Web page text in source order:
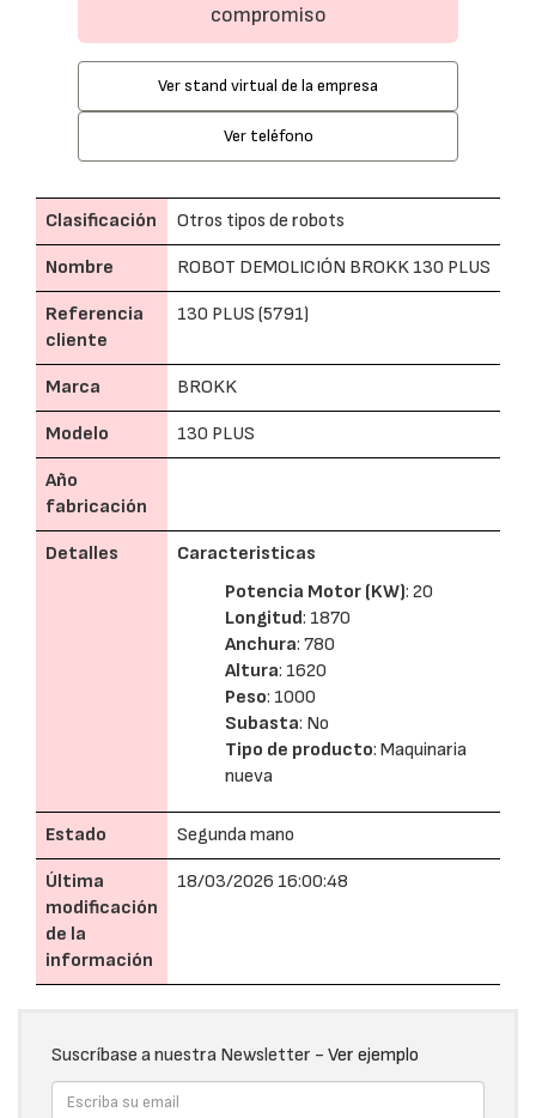
compromiso
Ver stand virtual de la empresa
Ver teléfono
Clasificación Otros tipos de robots
Nombre ROBOT DEMOLICIÓN BROKK 130 PLUS
Referencia
cliente
130 PLUS (5791)
Marca BROKK
Modelo 130 PLUS
Año
fabricación
Detalles
Caracteristicas
Potencia Motor (KW): 20
Longitud: 1870
Anchura: 780
Altura: 1620
Peso: 1000
Subasta: No
Tipo de producto: Maquinaria
nueva
Estado Segunda mano
Última
modificación
de la
información
18/03/2026 16:00:48
Suscríbase a nuestra Newsletter - Ver ejemplo